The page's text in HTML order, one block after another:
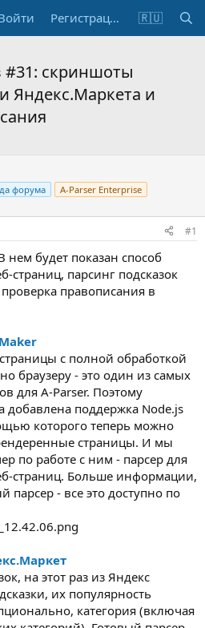
Регистрация 🇷🇺
#31: скриншоты
Яндекс.Маркета и
форума A-Parser Enterprise
#1
нем будет показан способ
страниц, парсинг подсказок
правописания в
с полной обработкой
браузеру - это один из самых
для A-Parser. Поэтому
поддержка Node.js
которого теперь можно
страницы. И мы
по работе с ним - парсер для
страниц. Больше информации,
парсер - все это доступно по
на этот раз из Яндекс
их популярность
категория (включая